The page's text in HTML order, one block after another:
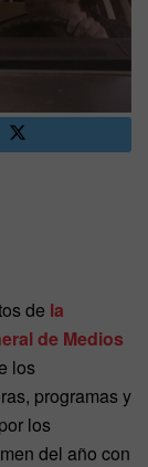
de la
de Medios
los
programas y
los
del año con